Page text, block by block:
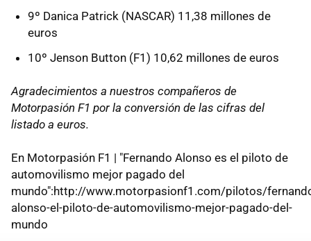
9º Danica Patrick (NASCAR) 11,38 millones de
euros
10º Jenson Button (F1) 10,62 millones de euros
Agradecimientos a nuestros compañeros de
Motorpasión F1 por la conversión de las cifras del
listado a euros.
En Motorpasión F1 | "Fernando Alonso es el piloto de
automovilismo mejor pagado del
mundo":http://www.motorpasionf1.com/pilotos/
alonso-el-piloto-de-automovilismo-mejor-pagado-del-
mundo